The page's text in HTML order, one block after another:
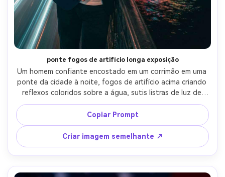
ponte fogos de artifício longa exposição
Um homem confiante encostado em um corrimão em uma
ponte da cidade à noite, fogos de artifício acima criando
reflexos coloridos sobre a água, sutis listras de luz de
exposição longa enquanto mantém o assunto nítido,
usando um blazer azul marinho e camiseta branca, tirado
em Sony A7R V, 50mm f/1.4, olhar tripé, detalhe
fotorealista, cinematográfico vermelho azul Grau-AR 4:5
Copiar Prompt
Criar imagem semelhante ↗